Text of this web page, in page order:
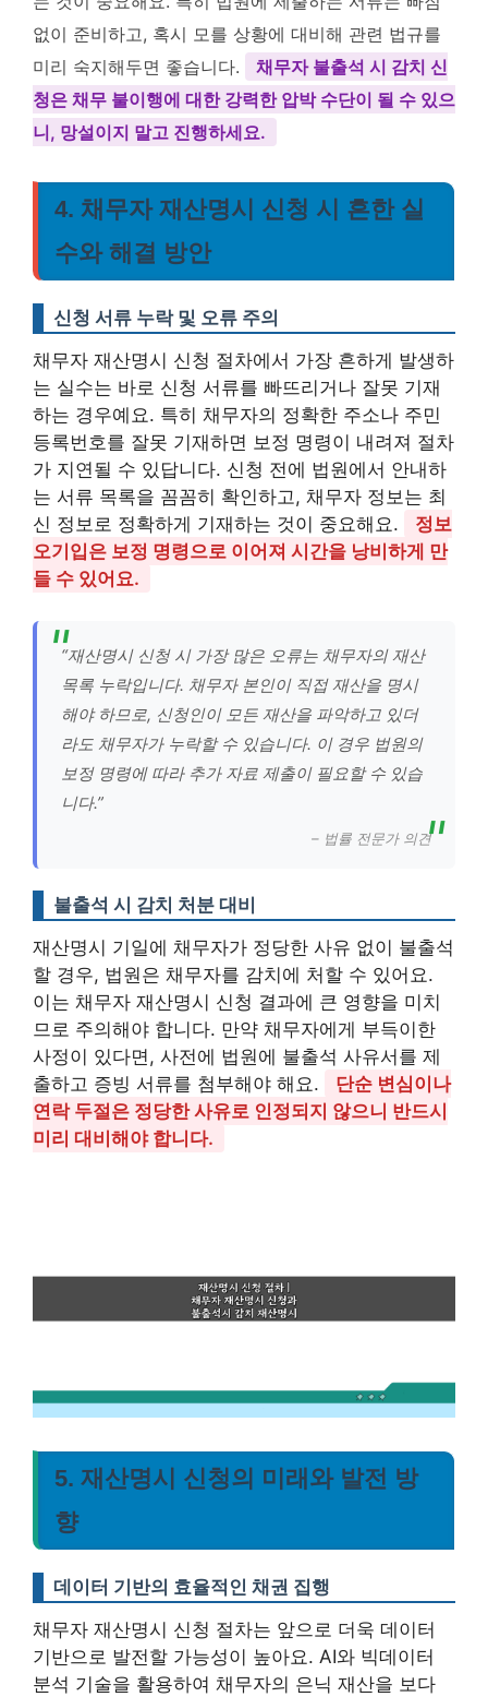
없이 준비하고, 혹시 모를 상황에 대비해 관련 법규를
미리 숙지해두면 좋습니다.
채무자 불출석 시 감치 신
청은 채무 불이행에 대한 강력한 압박 수단이 될 수 있으
니, 망설이지 말고 진행하세요.
4. 채무자 재산명시 신청 시 흔한 실
수와 해결 방안
신청 서류 누락 및 오류 주의
채무자 재산명시 신청 절차에서 가장 흔하게 발생하
는 실수는 바로 신청 서류를 빠뜨리거나 잘못 기재
하는 경우예요. 특히 채무자의 정확한 주소나 주민
등록번호를 잘못 기재하면 보정 명령이 내려져 절차
가 지연될 수 있답니다. 신청 전에 법원에서 안내하
는 서류 목록을 꼼꼼히 확인하고, 채무자 정보는 최
신 정보로 정확하게 기재하는 것이 중요해요.
정보
오기입은 보정 명령으로 이어져 시간을 낭비하게 만
들 수 있어요.
“재산명시 신청 시 가장 많은 오류는 채무자의 재산
목록 누락입니다. 채무자 본인이 직접 재산을 명시
해야 하므로, 신청인이 모든 재산을 파악하고 있더
라도 채무자가 누락할 수 있습니다. 이 경우 법원의
보정 명령에 따라 추가 자료 제출이 필요할 수 있습
니다.”
– 법률 전문가 의견
불출석 시 감치 처분 대비
재산명시 기일에 채무자가 정당한 사유 없이 불출석
할 경우, 법원은 채무자를 감치에 처할 수 있어요.
이는 채무자 재산명시 신청 결과에 큰 영향을 미치
므로 주의해야 합니다. 만약 채무자에게 부득이한
사정이 있다면, 사전에 법원에 불출석 사유서를 제
출하고 증빙 서류를 첨부해야 해요.
단순 변심이나
연락 두절은 정당한 사유로 인정되지 않으니 반드시
미리 대비해야 합니다.
5. 재산명시 신청의 미래와 발전 방
향
데이터 기반의 효율적인 채권 집행
채무자 재산명시 신청 절차는 앞으로 더욱 데이터
기반으로 발전할 가능성이 높아요. AI와 빅데이터
분석 기술을 활용하여 채무자의 은닉 재산을 보다